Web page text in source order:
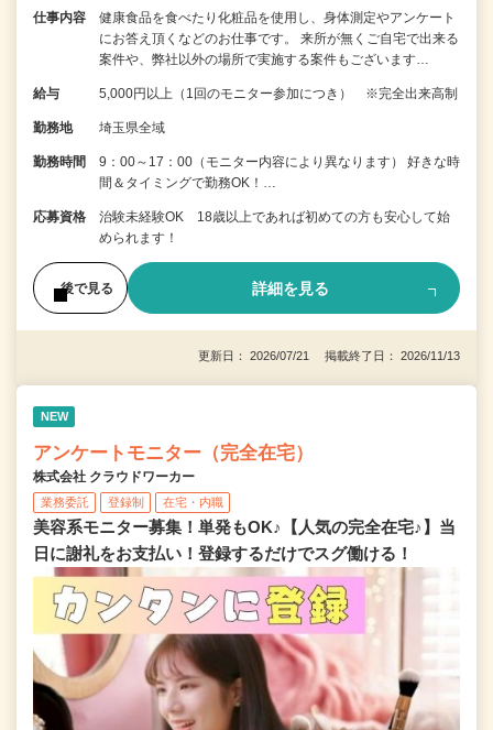
仕事内容
健康食品を食べたり化粧品を使用し、身体測定やアンケート
にお答え頂くなどのお仕事です。 来所が無くご自宅で出来る
案件や、弊社以外の場所で実施する案件もございます…
給与 5,000円以上（1回のモニター参加につき） ※完全出来高制
勤務地 埼玉県全域
勤務時間
9：00～17：00（モニター内容により異なります） 好きな時
間＆タイミングで勤務OK！…
応募資格
治験未経験OK 18歳以上であれば初めての方も安心して始
められます！
後で見る 詳細を見る
更新日： 2026/07/21 掲載終了日： 2026/11/13
NEW
アンケートモニター（完全在宅）
株式会社 クラウドワーカー
業務委託 登録制 在宅・内職
美容系モニター募集！単発もOK♪【人気の完全在宅♪】当
日に謝礼をお支払い！登録するだけでスグ働ける！